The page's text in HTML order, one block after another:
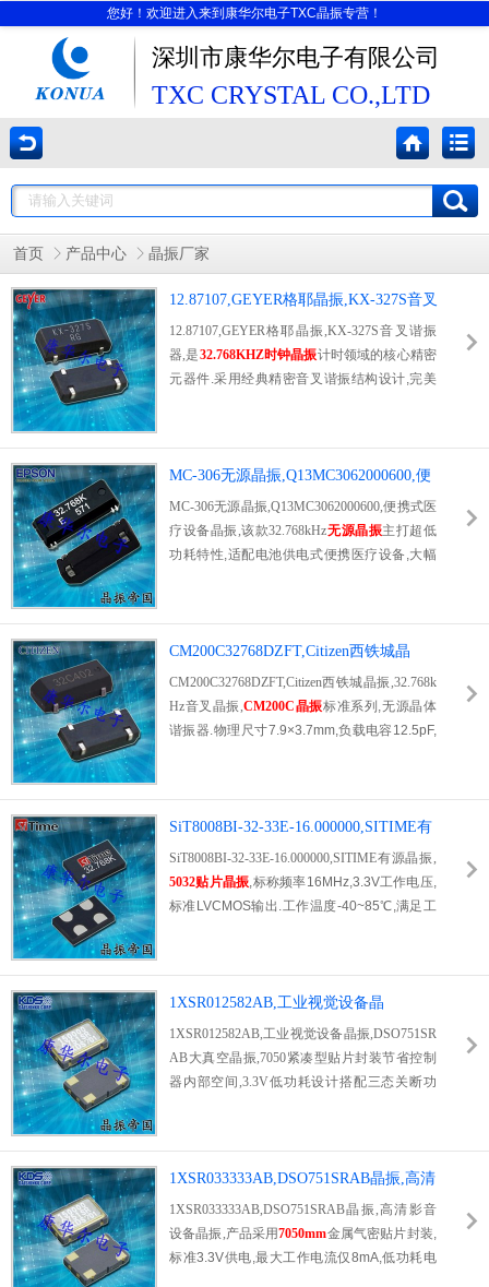
您好！欢迎进入来到康华尔电子TXC晶振专营！
深圳市康华尔电子有限公司
TXC CRYSTAL CO.,LTD
首页 产品中心 晶振厂家
12.87107,GEYER格耶晶振,KX-327S音叉
谐振器
12.87107,GEYER格耶晶振,KX-327S音叉谐振
器,是32.768KHZ时钟晶振计时领域的核心精密
元器件.采用经典精密音叉谐振结构设计,完美
参数偏差导致的设备故障.采用微型贴片封装,
体积紧凑,适配高密度PCB布线与自动化贴装生
产.具备抗干扰,抗振动,低老化特性,长期通电运
行依旧保持精准谐振状态,是民用与工业计时设
备的优选器件,原装正品现货充足,咨询热线:07
MC-306无源晶振,Q13MC3062000600,便
携式医疗设备晶振
MC-306无源晶振,Q13MC3062000600,便携式医
疗设备晶振,该款32.768kHz无源晶振主打超低
功耗特性,适配电池供电式便携医疗设备,大幅
业痛点.器件ESR参数优异,起振稳定灵敏,无死
机,停振,频偏问题,保障医疗设备持续稳定工作.
宽温工作区间适配室内诊疗,户外应急检测等多
场景,温度适应性强,不会因环境温差影响监测
精度.标准化贴片尺寸适配医疗设备小型化,轻
术支持.
CM200C32768DZFT,Citizen西铁城晶
振,32.768kHz音叉晶振
CM200C32768DZFT,Citizen西铁城晶振,32.768k
Hz音叉晶振,CM200C晶振标准系列,无源晶体
谐振器.物理尺寸7.9×3.7mm,负载电容12.5pF,
装,支持高速贴片机生产,符合RoHS环保规范.3
2.768kHz频点适配各类RTC计时电路,广泛供
货蓝牙音响,数码摄像头,智能小家电,定位模块,
手持仪器.
SiT8008BI-32-33E-16.000000,SITIME有
源晶振,5032贴片晶振
SiT8008BI-32-33E-16.000000,SITIME有源晶振,
5032贴片晶振,标称频率16MHz,3.3V工作电压,
标准LVCMOS输出.工作温度-40~85℃,满足工
智能硬件,视频传输设备.康华尔电子一手代理
渠道,货源充足,可快速提供样品测试,技术团队
支持时钟方案选型与参数答疑.欢迎来电咨询0
755-27838351.
1XSR012582AB,工业视觉设备晶
振,DSO751SRAB大真空晶振
1XSR012582AB,工业视觉设备晶振,DSO751SR
AB大真空晶振,7050紧凑型贴片封装节省控制
器内部空间,3.3V低功耗设计搭配三态关断功
速视觉拍照图像错位,数据传输卡顿问题,金属
气密封装防尘防潮,适应工厂长期连续作业环
境.
1XSR033333AB,DSO751SRAB晶振,高清
影音设备晶振
1XSR033333AB,DSO751SRAB晶振,高清影音
设备晶振,产品采用7050mm金属气密贴片封装,
标准3.3V供电,最大工作电流仅8mA,低功耗电